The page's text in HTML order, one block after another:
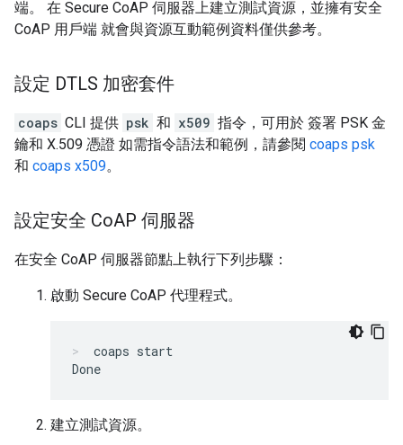
端。 在 Secure CoAP 伺服器上建立測試資源，並擁有安全
CoAP 用戶端 就會與資源互動範例資料僅供參考。
設定 DTLS 加密套件
coaps CLI 提供 psk 和 x509 指令，可用於 簽署 PSK 金
鑰和 X.509 憑證 如需指令語法和範例，請參閱 coaps psk
和 coaps x509。
設定安全 CoAP 伺服器
在安全 CoAP 伺服器節點上執行下列步驟：
啟動 Secure CoAP 代理程式。
coaps start
建立測試資源。